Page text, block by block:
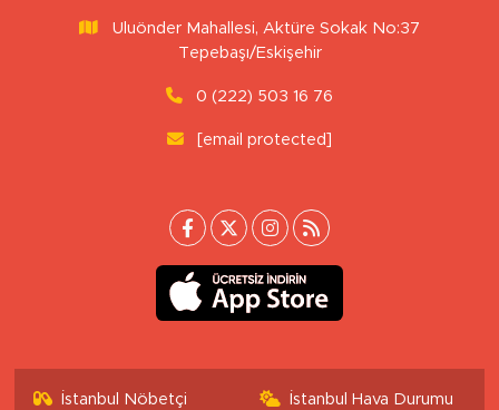
Uluönder Mahallesi, Aktüre Sokak No:37
Tepebaşı/Eskişehir
0 (222) 503 16 76
[email protected]
İstanbul Nöbetçi
İstanbul Hava Durumu